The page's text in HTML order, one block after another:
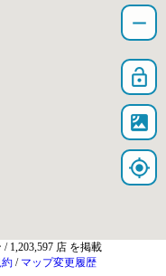
remove
lock_open
satellite
my_location
1,203,597 店 を掲載
/ マップ変更履歴